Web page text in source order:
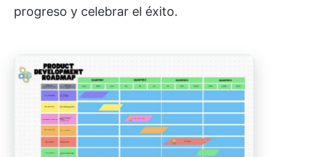
progreso y celebrar el éxito.